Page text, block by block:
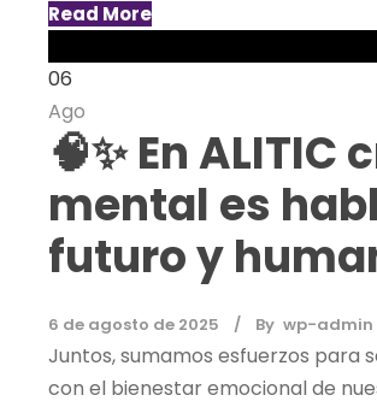
Read More
06
Ago
🧠✨ En
mental es
futuro y
6 de agosto de 2025 By wp-admin
Juntos, sumamos esfuerzos para
con el bienestar emocional de